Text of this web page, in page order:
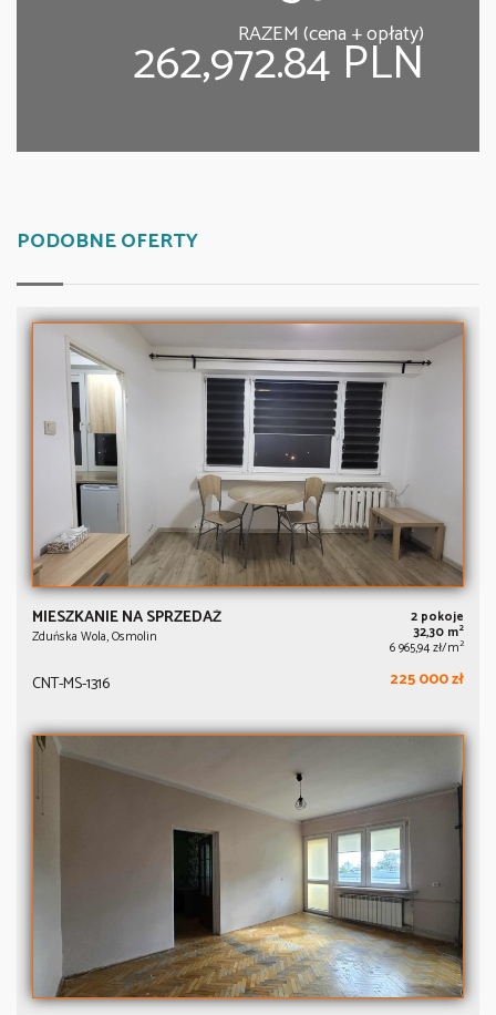
RAZEM (cena + opłaty)
262,972.84 PLN
PODOBNE OFERTY
MIESZKANIE NA SPRZEDAŻ
Zduńska Wola, Osmolin
2 pokoje
32,30 m2
6 965,94 zł/m2
CNT-MS-1316 225 000 zł